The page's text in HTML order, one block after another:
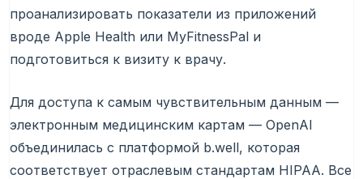
проанализировать показатели из приложений
вроде Apple Health или MyFitnessPal и
подготовиться к визиту к врачу.
Для доступа к самым чувствительным данным —
электронным медицинским картам — OpenAI
объединилась с платформой b.well, которая
соответствует отраслевым стандартам HIPAA. Все